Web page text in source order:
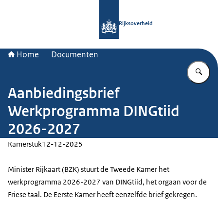
Rijksoverheid
Home Documenten
Aanbiedingsbrief
Werkprogramma DINGtiid
2026-2027
Kamerstuk12-12-2025
Minister Rijkaart (BZK) stuurt de Tweede Kamer het
werkprogramma 2026-2027 van DINGtiid, het orgaan voor de
Friese taal. De Eerste Kamer heeft eenzelfde brief gekregen.